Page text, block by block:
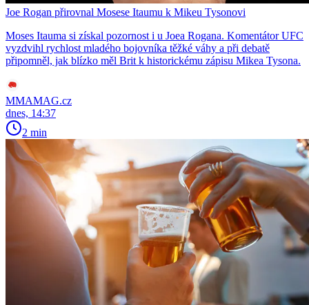
Joe Rogan přirovnal Mosese Itaumu k Mikeu Tysonovi
Moses Itauma si získal pozornost i u Joea Rogana. Komentátor UFC
vyzdvihl rychlost mladého bojovníka těžké váhy a při debatě
připomněl, jak blízko měl Brit k historickému zápisu Mikea Tysona.
MMAMAG.cz
dnes, 14:37
2 min